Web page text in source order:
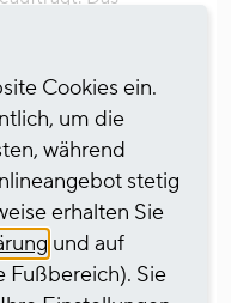
die
Druten. Die
früher beendet
ersten
bis zur
20 Monate
Cookies ein.
um die
während
stetig
erhalten Sie
und auf
Fußbereich). Sie